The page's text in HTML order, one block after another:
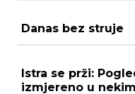
Danas bez struje
Istra se prži:
izmjereno u